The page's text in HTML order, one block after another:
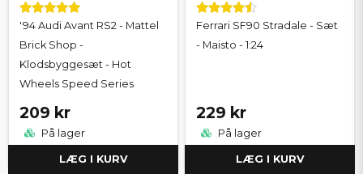
'94 Audi Avant RS2 - Mattel
Brick Shop -
Klodsbyggesæt - Hot
Wheels Speed Series
209 kr
På lager
LÆG I KURV
Ferrari SF90 Stradale - Sæt
- Maisto - 1:24
229 kr
På lager
LÆG I KURV